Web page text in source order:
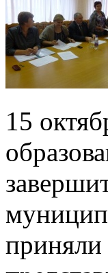
15
приняли